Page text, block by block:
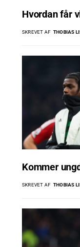
Hvordan får
SKREVET AF THOBIAS
Kommer
SKREVET AF THOBIAS